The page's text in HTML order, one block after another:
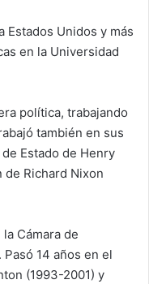
Estados Unidos y más
en la Universidad
política, trabajando
también en sus
Estado de Henry
Richard Nixon
Cámara de
14 años en el
(1993-2001) y